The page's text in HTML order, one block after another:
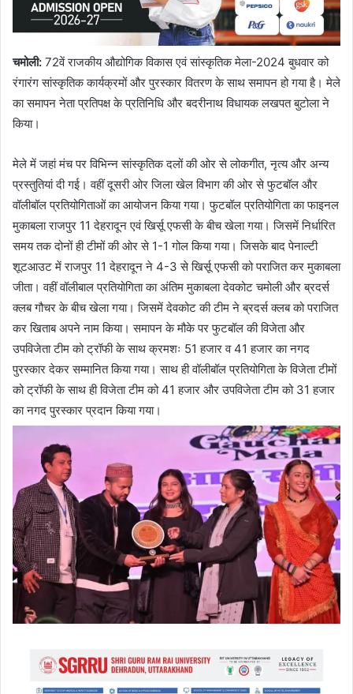
चमोली: 72वें राजकीय औद्योगिक विकास एवं सांस्कृतिक मेला-2024 बुधवार को
रंगारंग सांस्कृतिक कार्यक्रमों और पुरस्कार वितरण के साथ समापन हो गया है। मेले
का समापन नेता प्रतिपक्ष के प्रतिनिधि और बदरीनाथ विधायक लखपत बुटोला ने
किया।
मेले में जहां मंच पर विभिन्न सांस्कृतिक दलों की ओर से लोकगीत, नृत्य और अन्य
प्रस्तुतियां दी गई। वहीं दूसरी ओर जिला खेल विभाग की ओर से फुटबॉल और
वॉलीबॉल प्रतियोगिताओं का आयोजन किया गया। फुटबॉल प्रतियोगिता का फाइनल
मुकाबला राजपुर 11 देहरादून एवं खिर्सू एफसी के बीच खेला गया। जिसमें निर्धारित
समय तक दोनों ही टीमों की ओर से 1-1 गोल किया गया। जिसके बाद पेनाल्टी
शूटआउट में राजपुर 11 देहरादून ने 4-3 से खिर्सू एफसी को पराजित कर मुकाबला
जीता। वहीं वॉलीबाल प्रतियोगिता का अंतिम मुकाबला देवकोट चमोली और ब्रदर्स
क्लब गौचर के बीच खेला गया। जिसमें देवकोट की टीम ने ब्रदर्स क्लब को पराजित
कर खिताब अपने नाम किया। समापन के मौके पर फुटबॉल की विजेता और
उपविजेता टीम को ट्रॉफी के साथ क्रमशः 51 हजार व 41 हजार का नगद
पुरस्कार देकर सम्मानित किया गया। साथ ही वॉलीबॉल प्रतियोगिता के विजेता टीमों
को ट्रॉफी के साथ ही विजेता टीम को 41 हजार और उपविजेता टीम को 31 हजार
का नगद पुरस्कार प्रदान किया गया।